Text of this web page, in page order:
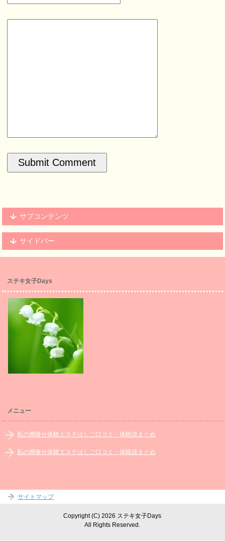
サブコンテンツ
サイドバー
ステキ女子Days
メニュー
私の脚痩せ体験エステはしご口コミ・体験談まとめ
私の脚痩せ体験エステはしご口コミ・体験談まとめ
サイトマップ
Copyright (C) 2026 ステキ女子Days
All Rights Reserved.